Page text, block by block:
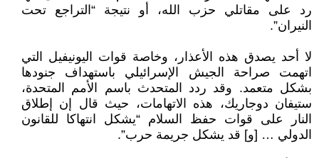
رد على مقاتلي حزب الله، أو نتيجة “التراجع تحت
النيران”.
لا أحد يصدق هذه الأعذار، وخاصة قوات اليونيفيل التي
اتهمت صراحة الجيش الإسرائيلي باستهداف جنودها
بشكل متعمد. وقد ردد المتحدث باسم الأمم المتحدة،
ستيفان دوجاريك، هذه الاتهامات، حيث قال إن إطلاق
النار على قوات حفظ السلام “يشكل انتهاكا للقانون
الدولي … [و] قد يشكل جريمة حرب”.